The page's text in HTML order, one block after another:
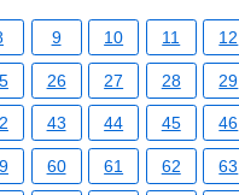
9 10 11 12
26 27 28 29
43 44 45 46
60 61 62 63